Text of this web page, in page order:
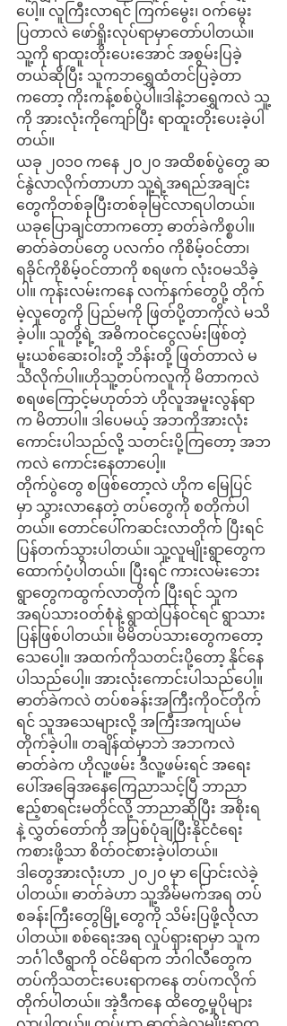
ပေါ့။ လူကြီးလာရင် ကြက်မွေး၊ ဝက်မွေး
ပြတာလဲ ဖော်ရှိုးလုပ်ရာမှာတော်ပါတယ်။
သူ့ကို ရာထူးတိုးပေးအောင် အစွမ်းပြခဲ့
တယ်ဆိုပြီး သူကဘရွှေထံတင်ပြခဲ့တာ
ကတော့ ကိုးကန့်စစ်ပွဲပါ။ဒါနဲ့ဘရွှေကလဲ သူ့
ကို အားလုံးကိုကျော်ပြီး ရာထူးတိုးပေးခဲ့ပါ
တယ်။
ယခု ၂၀၁၀ ကနေ ၂၀၂၀ အထိစစ်ပွဲတွေ ဆ
င်နွဲလာလိုက်တာဟာ သူ့ရဲ့အရည်အချင်း
တွေကိုတစ်ခုပြီးတစ်ခုမြင်လာရပါတယ်။
ယခုပြောချင်တာကတော့ ဓာတ်ခဲကိစ္စပါ။
ဓာတ်ခဲတပ်တွေ ပလက်ဝ ကိုစိမ့်ဝင်တာ၊
ရခိုင်ကိုစိမ့်ဝင်တာကို စရဖက လုံးဝမသိခဲ့
ပါ။ ကုန်းလမ်းကနေ လက်နက်တွေပို့ တိုက်
မဲ့လူတွေကို ပြည်မကို ဖြတ်ပို့တာကိုလဲ မသိ
ခဲ့ပါ။ သူတို့ရဲ့ အဓိကဝင်ငွေလမ်းဖြစ်တဲ့
မူးယစ်ဆေးဝါးတို့ ဘိန်းတို့ ဖြတ်တာလဲ မ
သိလိုက်ပါ။ဟိုသူ့တပ်ကလူကို မိတာကလဲ
စရဖကြောင့်မဟုတ်ဘဲ ဟိုလူအမူးလွန်ရာ
က မိတာပါ။ ဒါပေမယ့် အဘကိုအားလုံး
ကောင်းပါသည်လို့ သတင်းပို့ကြတော့ အဘ
ကလဲ ကောင်းနေတာပေါ့။
တိုက်ပွဲတွေ စဖြစ်တော့လဲ ဟိုက မြေပြင်
မှာ သွားလာနေတဲ့ တပ်တွေကို စတိုက်ပါ
တယ်။ တောင်ပေါ်ကဆင်းလာတိုက် ပြီးရင်
ပြန်တက်သွားပါတယ်။ သူ့လူမျိုးရွာတွေက
ထောက်ပံ့ပါတယ်။ ပြီးရင် ကားလမ်းဘေး
ရွာတွေကထွက်လာတိုက် ပြီးရင် သူက
အရပ်သားဝတ်စုံနဲ့ ရွာထဲပြန်ဝင်ရင် ရွာသား
ပြန်ဖြစ်ပါတယ်။ မိမိတပ်သားတွေကတော့
သေပေါ့။ အထက်ကိုသတင်းပို့တော့ နိုင်နေ
ပါသည်ပေါ့။ အားလုံးကောင်းပါသည်ပေါ့။
ဓာတ်ခဲကလဲ တပ်စခန်းအကြီးကိုဝင်တိုက်
ရင် သူအသေများလို့ အကြီးအကျယ်မ
တိုက်ခဲ့ပါ။ တချိန်ထဲမှာဘဲ အဘကလဲ
ဓာတ်ခဲက ဟိုလူ့ဖမ်း ဒီလူ့ဖမ်းရင် အရေး
ပေါ်အခြေအနေကြေညာသင့်ပြီ ဘာညာ
ဧည့်စာရင်းမတိုင်လို့ ဘာညာဆိုပြီး အစိုးရ
နဲ့ လွှတ်တော်ကို အပြစ်ပုံချပြီးနိုင်ငံရေး
ကစားဖို့သာ စိတ်ဝင်စားခဲ့ပါတယ်။
ဒါတွေအားလုံးဟာ ၂၀၂၀ မှာ ပြောင်းလဲခဲ့
ပါတယ်။ ဓာတ်ခဲဟာ သူ့အိမ်မက်အရ တပ်
စခန်းကြီးတွေမြို့တွေကို သိမ်းပြဖို့လိုလာ
ပါတယ်။ စစ်ရေးအရ လှုပ်ရှားရာမှာ သူက
ဘင်္ဂါလီရွာကို ဝင်မိရာက င်္ဘဂါလီတွေက
တပ်ကိုသတင်းပေးရာကနေ တပ်ကလိုက်
တိုက်ပါတယ်။ အဲ့ဒီကနေ ထိတွေ့မှုပိုများ